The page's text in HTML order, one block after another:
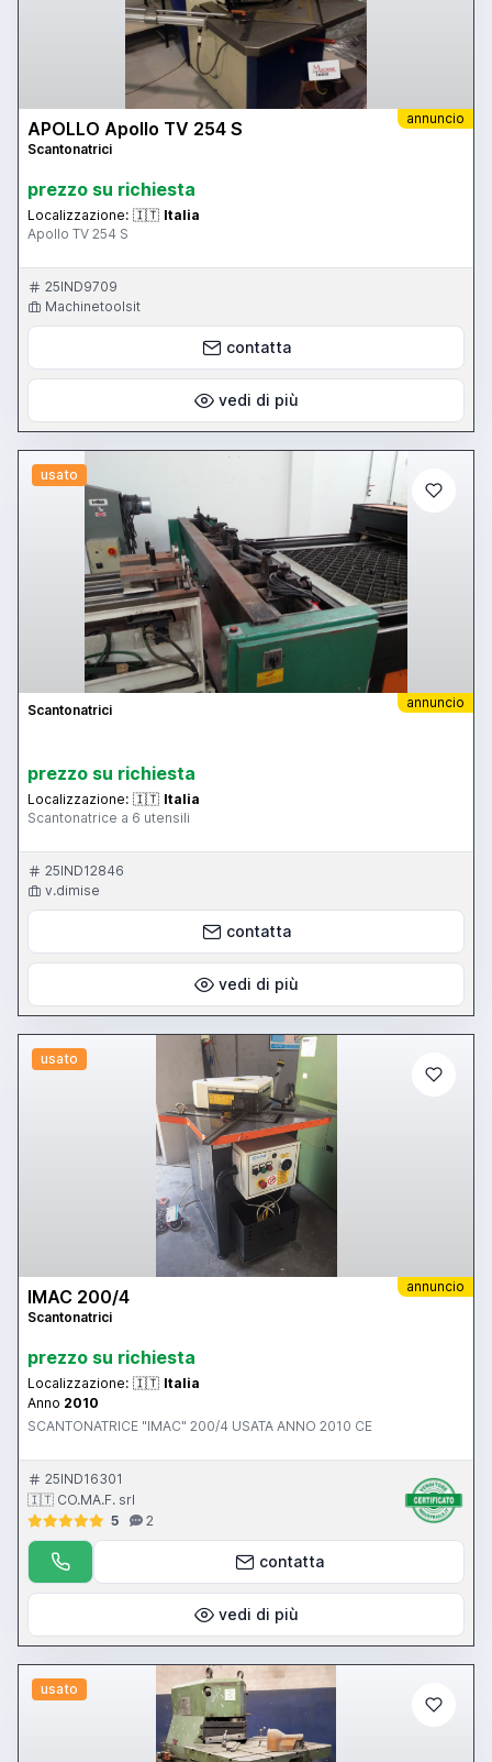
annuncio
APOLLO Apollo TV 254 S
Scantonatrici
prezzo su richiesta
Localizzazione: 🇮🇹 Italia
Apollo TV 254 S
25IND9709
Machinetoolsit
contatta
vedi di più
usato
annuncio
Scantonatrici
prezzo su richiesta
Localizzazione: 🇮🇹 Italia
Scantonatrice a 6 utensili
25IND12846
v.dimise
contatta
vedi di più
usato
annuncio
IMAC 200/4
Scantonatrici
prezzo su richiesta
Localizzazione: 🇮🇹 Italia
Anno 2010
SCANTONATRICE "IMAC" 200/4 USATA ANNO 2010 CE
25IND16301
🇮🇹 CO.MA.F. srl
5
2
contatta
vedi di più
usato